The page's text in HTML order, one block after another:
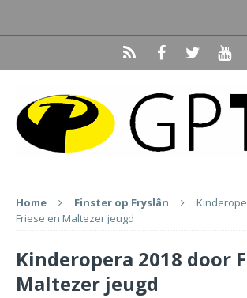
Home Finster op Fryslân
Friese en Maltezer jeugd
Kinderopera 2018 door
Maltezer jeugd